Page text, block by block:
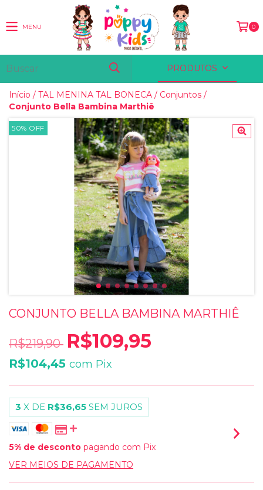
MENU 0
PRODUTOS
Início / TAL MENINA TAL BONECA / Conjuntos /
Conjunto Bella Bambina Marthiê
50% OFF
CONJUNTO BELLA BAMBINA MARTHIÊ
R$219,90 R$109,95
R$104,45 com Pix
3 X DE R$36,65 SEM JUROS
5% de desconto pagando com Pix
VER MEIOS DE PAGAMENTO